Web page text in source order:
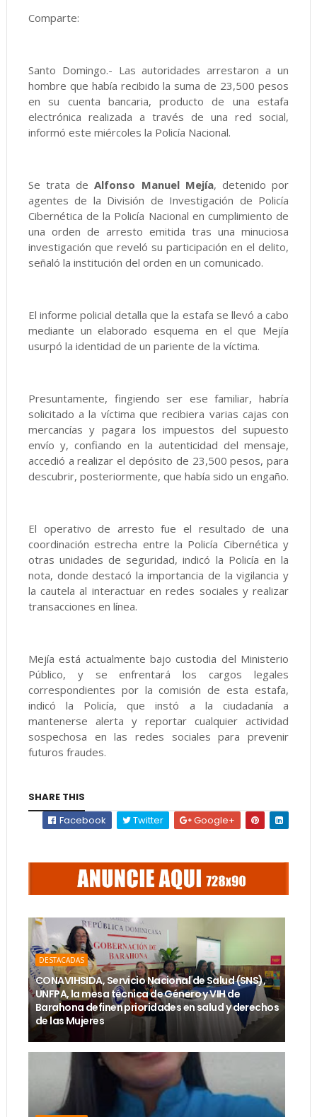
Comparte:
Santo Domingo.- Las autoridades arrestaron a un
hombre que había recibido la suma de 23,500 pesos
en su cuenta bancaria, producto de una estafa
electrónica realizada a través de una red social,
informó este miércoles la Policía Nacional.
Se trata deAlfonso Manuel Mejía, detenido por
agentes de la División de Investigación de Policía
Cibernética de la Policía Nacional en cumplimiento de
una orden de arresto emitida tras una minuciosa
investigación que reveló su participación en el delito,
señaló la institución del orden en un comunicado.
El informe policial detalla que la estafa se llevó a cabo
mediante un elaborado esquema en el que Mejía
usurpó la identidad de un pariente de la víctima.
Presuntamente, fingiendo ser ese familiar, habría
solicitado a la víctima que recibiera varias cajas con
mercancías y pagara los impuestos del supuesto
envío y, confiando en la autenticidad del mensaje,
accedió a realizar el depósito de 23,500 pesos, para
descubrir, posteriormente, que había sido un engaño.
El operativo de arresto fue el resultado de una
coordinación estrecha entre la Policía Cibernética y
otras unidades de seguridad, indicó la Policía en la
nota, donde destacó la importancia de la vigilancia y
la cautela al interactuar en redes sociales y realizar
transacciones en línea.
Mejía está actualmente bajo custodia del Ministerio
Público, y se enfrentará los cargos legales
correspondientes por la comisión de esta estafa,
indicó la Policía, que instó a la ciudadanía a
mantenerse alerta y reportar cualquier actividad
sospechosa en las redes sociales para prevenir
futuros fraudes.
SHARE THIS
Facebook
Twitter Google+
DESTACADAS
CONAVIHSIDA, Servicio Nacional de Salud (SNS),
UNFPA, la mesa técnica de Género y VIH de
Barahona definen prioridades en salud y derechos
de las Mujeres